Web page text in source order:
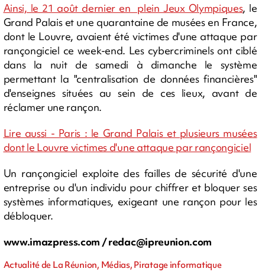
Ainsi, le 21 août dernier en plein Jeux Olympiques, le
Grand Palais et une quarantaine de musées en France,
dont le Louvre, avaient été victimes d'une attaque par
rançongiciel ce week-end. Les cybercriminels ont ciblé
dans la nuit de samedi à dimanche le système
permettant la "centralisation de données financières"
d'enseignes situées au sein de ces lieux, avant de
réclamer une rançon.
Lire aussi - Paris : le Grand Palais et plusieurs musées
dont le Louvre victimes d'une attaque par rançongiciel
Un rançongiciel exploite des failles de sécurité d'une
entreprise ou d'un individu pour chiffrer et bloquer ses
systèmes informatiques, exigeant une rançon pour les
débloquer.
www.imazpress.com /redac@ipreunion.com
Actualité de La Réunion, Médias, Piratage informatique